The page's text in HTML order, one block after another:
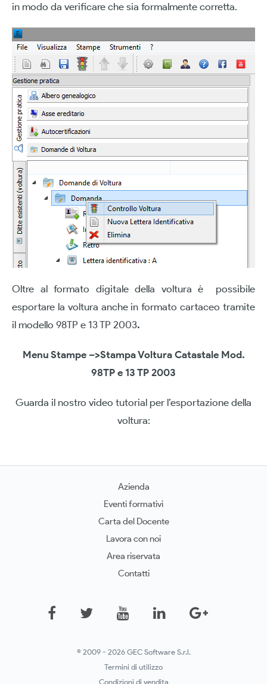
in modo da verificare che sia formalmente corretta.
Oltre al formato digitale della voltura è possibile
esportare la voltura anche in formato cartaceo tramite
il modello 98TP e 13 TP 2003.
Menu Stampe –>Stampa Voltura Catastale Mod.
98TP e 13 TP 2003
Guarda il nostro video tutorial per l’esportazione della
voltura:
Azienda
Eventi formativi
Carta del Docente
Lavora con noi
Area riservata
Contatti
© 2009 - 2026 GEC Software S.r.l.
Termini di utilizzo
Condizioni di vendita